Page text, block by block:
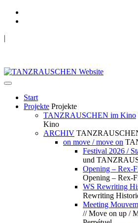
|
Start
Projekte Projekte
TANZRAUSCHEN im Kino
Kino
ARCHIV
on move / move on
Festival 2026 /
und
Opening – Rex-
Opening – Rex-
WS Rewriting
Rewriting
Meeting
// Move on up /